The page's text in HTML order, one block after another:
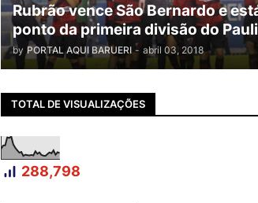
Rubrão vence São Bernardo e
ponto da primeira divisão do
by PORTAL AQUI BARUERI - abril 03, 2018
TOTAL DE VISUALIZAÇÕES
288,798